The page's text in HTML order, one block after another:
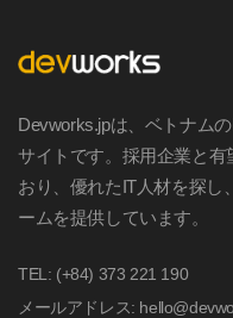
Devworks.jpは、ベトナム
サイトです。採用企業と
おり、優れたIT人材を探し
ームを提供しています。
TEL: (+84) 373 221 190
メールアドレス: